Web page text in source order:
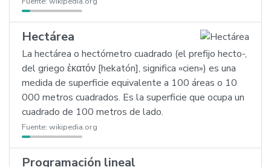
Hectárea
La hectárea o hectómetro cuadrado (el prefijo hecto-,
del griego ἑκατόν [hekatón], significa «cien») es una
medida de superficie equivalente a 100 áreas o 10
000 metros cuadrados. Es la superficie que ocupa un
cuadrado de 100 metros de lado.
Fuente: wikipedia.org
Programación lineal